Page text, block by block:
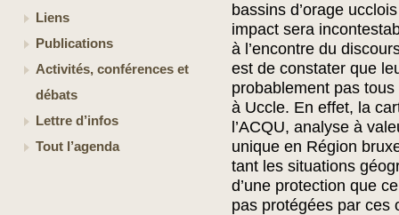
Liens
Publications
Activités, conférences et
débats
Lettre d’infos
Tout l’agenda
bassins d’orage
impact sera
à l’encontre du
est de constater que
probablement pas
à Uccle. En effet, la
l’ACQU, analyse à
unique en Région
tant les situations
d’une protection que
pas protégées par ces